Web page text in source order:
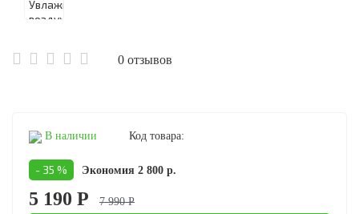
0 отзывов
В наличии Код товара:
- 35 % Экономия 2 800 р.
5 190 Р 7 990 Р